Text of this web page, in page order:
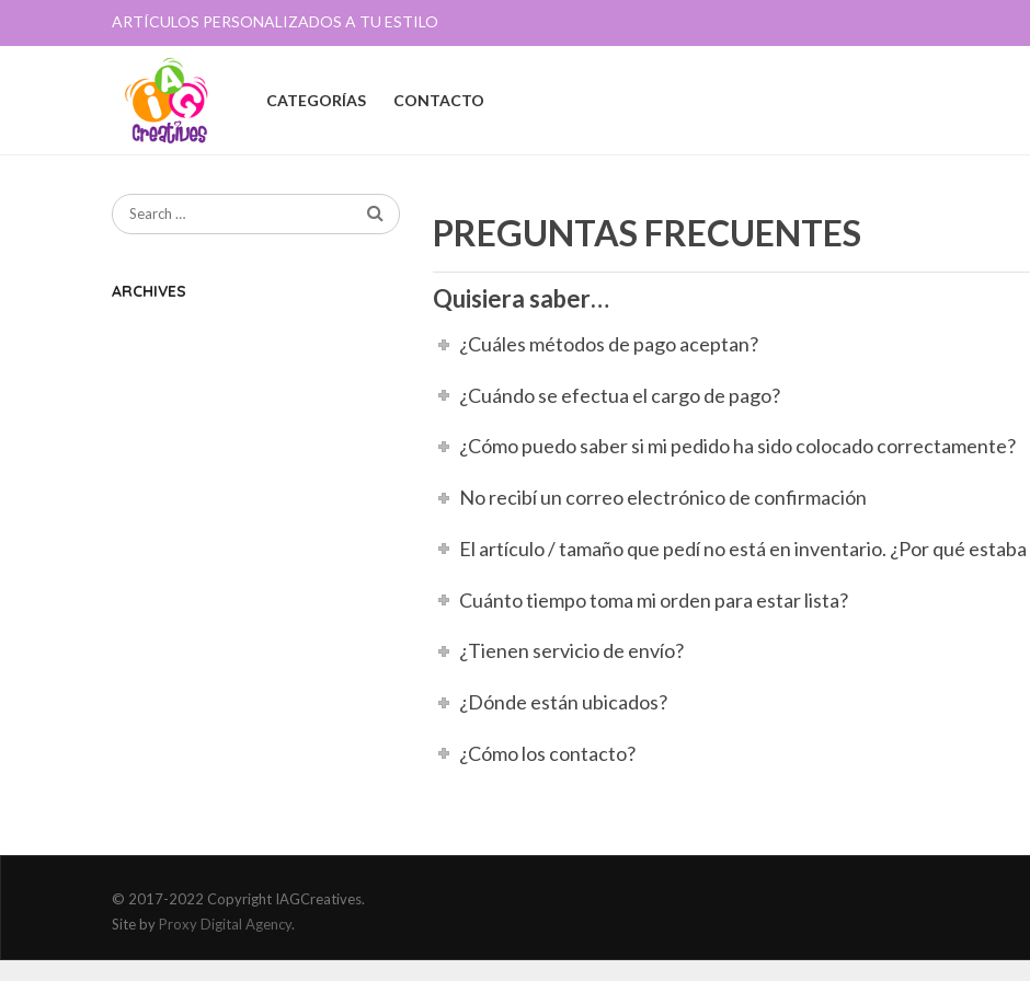
ARTÍCULOS PERSONALIZADOS A TU ESTILO
CATEGORÍAS CONTACTO
PREGUNTAS FRECUENTES
Quisiera saber…
¿Cuáles métodos de pago aceptan?
¿Cuándo se efectua el cargo de pago?
¿Cómo puedo saber si mi pedido ha sido colocado correctamente?
No recibí un correo electrónico de confirmación
El artículo / tamaño que pedí no está en inventario. ¿Por qué
Cuánto tiempo toma mi orden para estar lista?
¿Tienen servicio de envío?
¿Dónde están ubicados?
¿Cómo los contacto?
ARCHIVES
© 2017-2022 Copyright IAGCreatives.
Site by Proxy Digital Agency.